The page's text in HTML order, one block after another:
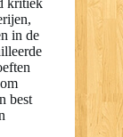
kritiek
in de
best